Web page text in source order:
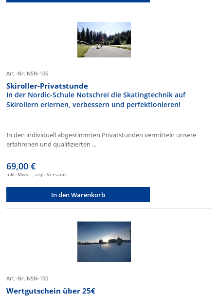
Art.-Nr. NSN-106
Skiroller-Privatstunde
In der Nordic-Schule Notschrei die Skatingtechnik auf
Skirollern erlernen, verbessern und perfektionieren!
In den individuell abgestimmten Privatstunden vermitteln unsere
erfahrenen und qualifizierten ...
69,00 €
inkl. Mwst., zzgl. Versand
In den Warenkorb
Art.-Nr. NSN-100
Wertgutschein über 25€